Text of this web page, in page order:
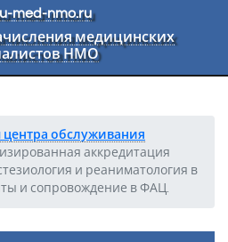
med-nmo.ru
медицинских
НМО
обслуживания
аккредитация
и реаниматология в
и сопровождение в ФАЦ.